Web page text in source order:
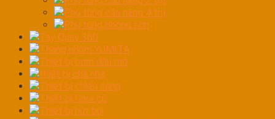
Phụ tùng cầu nâng 4 trụ
Phụ tùng phòng sơn
Tay Quay 360
Thang nhôm YUMITA
Thiết bị bơm dầu mỡ
thiết bị chà nhá
Thiết bị chiếu sáng
Thiết bị Gara cũ
Thiết bị hút bụi